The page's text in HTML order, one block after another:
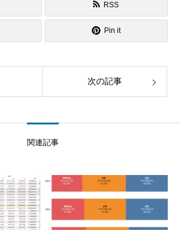
RSS
Pin it
次の記事
関連記事